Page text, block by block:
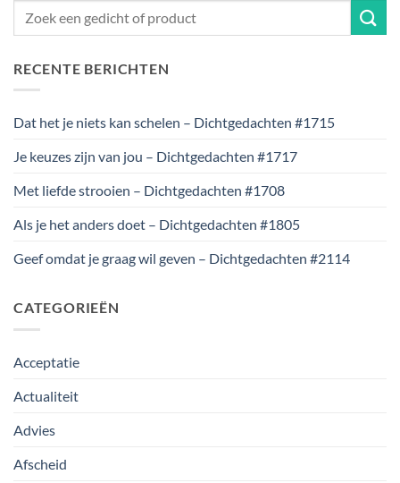
RECENTE BERICHTEN
Dat het je niets kan schelen – Dichtgedachten #1715
Je keuzes zijn van jou – Dichtgedachten #1717
Met liefde strooien – Dichtgedachten #1708
Als je het anders doet – Dichtgedachten #1805
Geef omdat je graag wil geven – Dichtgedachten #2114
CATEGORIEËN
Acceptatie
Actualiteit
Advies
Afscheid